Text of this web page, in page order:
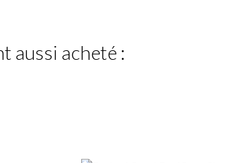
aussi acheté :